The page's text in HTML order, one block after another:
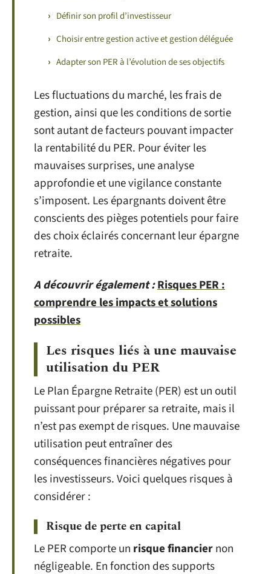
Définir son profil d’investisseur
Choisir entre gestion active et gestion déléguée
Adapter son PER à l’évolution de ses objectifs
Les fluctuations du marché, les frais de
gestion, ainsi que les conditions de sortie
sont autant de facteurs pouvant impacter
la rentabilité du PER. Pour éviter les
mauvaises surprises, une analyse
approfondie et une vigilance constante
s’imposent. Les épargnants doivent être
conscients des pièges potentiels pour faire
des choix éclairés concernant leur épargne
retraite.
A découvrir également :Risques PER :
comprendre les impacts et solutions
possibles
Les risques liés à une mauvaise
utilisation du PER
Le Plan Épargne Retraite (PER) est un outil
puissant pour préparer sa retraite, mais il
n’est pas exempt de risques. Une mauvaise
utilisation peut entraîner des
conséquences financières négatives pour
les investisseurs. Voici quelques risques à
considérer :
Risque de perte en capital
Le PER comporte un risque financiernon
négligeable. En fonction des supports